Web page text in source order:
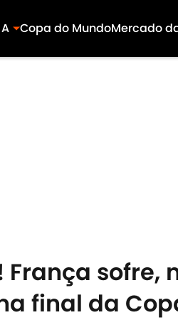
Copa do MundoMercado
França sofre,
final da